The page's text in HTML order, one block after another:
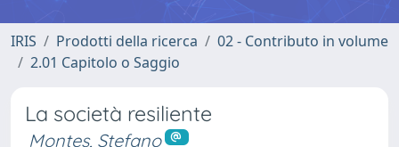
IRIS Prodotti della ricerca
02 - Contributo in volume
2.01 Capitolo o Saggio
La società resiliente
Montes, Stefano